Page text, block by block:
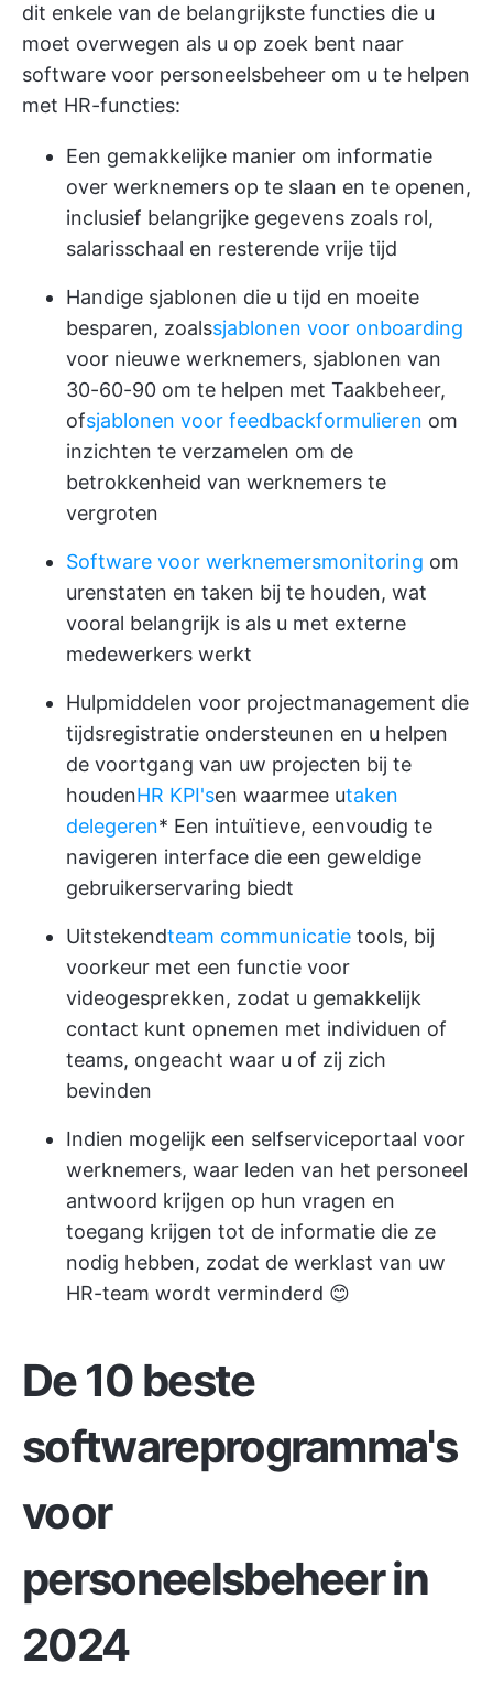
dit enkele van de belangrijkste functies die u
moet overwegen als u op zoek bent naar
software voor personeelsbeheer om u te helpen
met HR-functies:
Een gemakkelijke manier om informatie
over werknemers op te slaan en te openen,
inclusief belangrijke gegevens zoals rol,
salarisschaal en resterende vrije tijd
Handige sjablonen die u tijd en moeite
besparen, zoalssjablonen voor onboarding
voor nieuwe werknemers, sjablonen van
30-60-90 om te helpen met Taakbeheer,
ofsjablonen voor feedbackformulieren om
inzichten te verzamelen om de
betrokkenheid van werknemers te
vergroten
Software voor werknemersmonitoring om
urenstaten en taken bij te houden, wat
vooral belangrijk is als u met externe
medewerkers werkt
Hulpmiddelen voor projectmanagement die
tijdsregistratie ondersteunen en u helpen
de voortgang van uw projecten bij te
houdenHR KPI'sen waarmee utaken
delegeren* Een intuïtieve, eenvoudig te
navigeren interface die een geweldige
gebruikerservaring biedt
Uitstekendteam communicatie tools, bij
voorkeur met een functie voor
videogesprekken, zodat u gemakkelijk
contact kunt opnemen met individuen of
teams, ongeacht waar u of zij zich
bevinden
Indien mogelijk een selfserviceportaal voor
werknemers, waar leden van het personeel
antwoord krijgen op hun vragen en
toegang krijgen tot de informatie die ze
nodig hebben, zodat de werklast van uw
HR-team wordt verminderd 😊
De 10 beste
softwareprogramma's
voor
personeelsbeheer in
2024